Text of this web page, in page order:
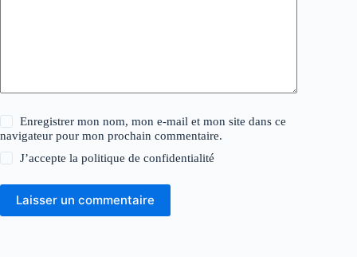
Enregistrer mon nom, mon e-mail et mon site dans ce
navigateur pour mon prochain commentaire.
J’accepte lapolitique de confidentialité
Laisser un commentaire